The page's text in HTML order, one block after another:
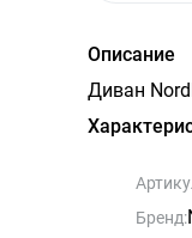
Описание
Диван
Бренд: